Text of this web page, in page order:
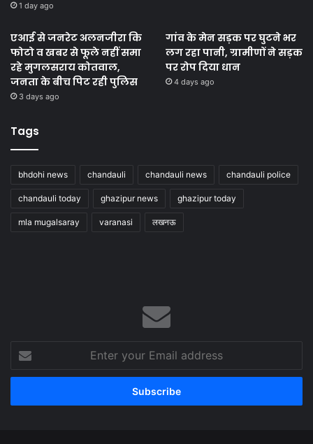
1 day ago
एआई से जनरेट अलनजीरा कि
फोटो व खबर से फूले नहीं समा
रहे मुगलसराय कोतवाल,
जनता के बीच पिट रही पुलिस
3 days ago
गांव के मेन सड़क पर घुटने भर
लग रहा पानी, ग्रामीणों ने सड़क
पर रोप दिया धान
4 days ago
Tags
bhdohi news chandauli chandauli news chandauli police
chandauli today ghazipur news ghazipur today
mla mugalsaray varanasi लखनऊ
your
Email